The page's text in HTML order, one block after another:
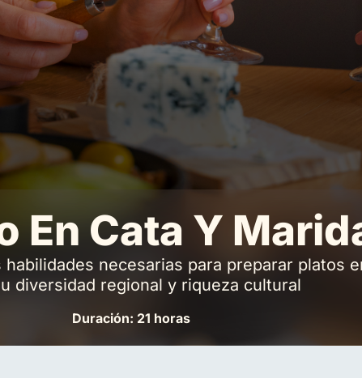
En Cata Y
necesarias para preparar platos
diversidad regional y riqueza cultural
Duración: 21 horas